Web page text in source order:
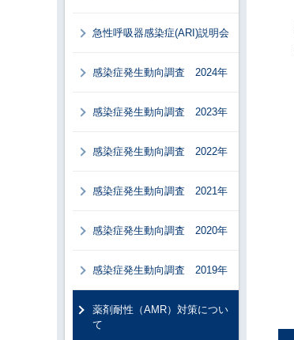
急性呼吸器感染症(ARI)説明会
感染症発生動向調査 2024年
感染症発生動向調査 2023年
感染症発生動向調査 2022年
感染症発生動向調査 2021年
感染症発生動向調査 2020年
感染症発生動向調査 2019年
薬剤耐性（AMR）対策につい
て